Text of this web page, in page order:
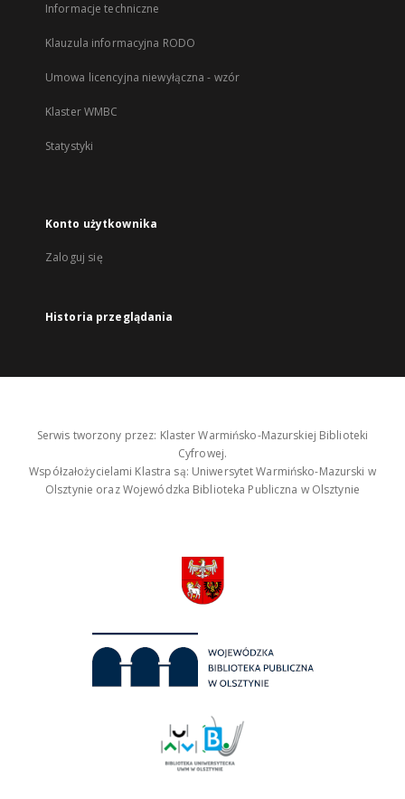
Informacje techniczne
Klauzula informacyjna RODO
Umowa licencyjna niewyłączna - wzór
Klaster WMBC
Statystyki
Konto użytkownika
Zaloguj się
Historia przeglądania
Serwis tworzony przez: Klaster Warmińsko-Mazurskiej Biblioteki
Cyfrowej.
Współzałożycielami Klastra są: Uniwersytet Warmińsko-Mazurski w
Olsztynie oraz Wojewódzka Biblioteka Publiczna w Olsztynie